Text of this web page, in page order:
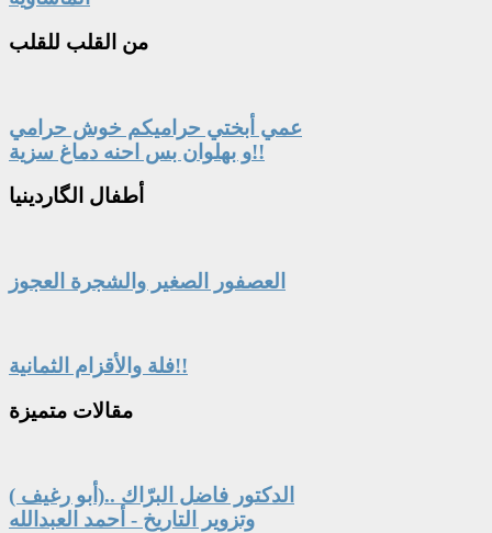
من القلب للقلب
عمي أبختي حراميكم خوش حرامي
و بهلوان بس احنه دماغ سزية!!
أطفال الگاردينيا
العصفور الصغير والشجرة العجوز
فلة والأقزام الثمانية!!
مقالات متميزة
الدكتور فاضل البرّاك ..(أبو رغيف )
وتزوير التاريخ - أحمد العبدالله